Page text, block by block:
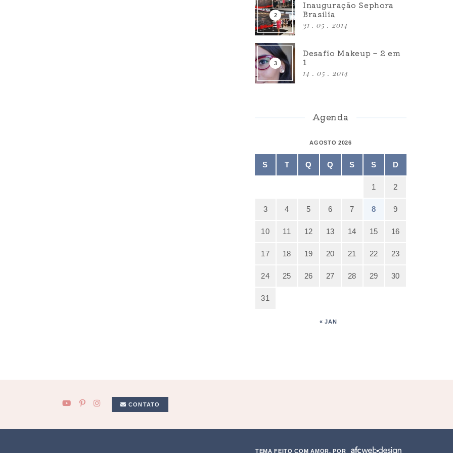
Inauguração Sephora
Brasília
31 . 05 . 2014
Desafio Makeup – 2 em
1
14 . 05 . 2014
Agenda
AGOSTO 2026
S T Q Q S S D
1 2
3 4 5 6 7 8 9
10 11 12 13 14 15 16
17 18 19 20 21 22 23
24 25 26 27 28 29 30
31
« JAN
CONTATO
TEMA FEITO COM AMOR, POR